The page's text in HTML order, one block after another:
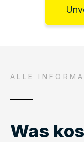
ALLE
Was